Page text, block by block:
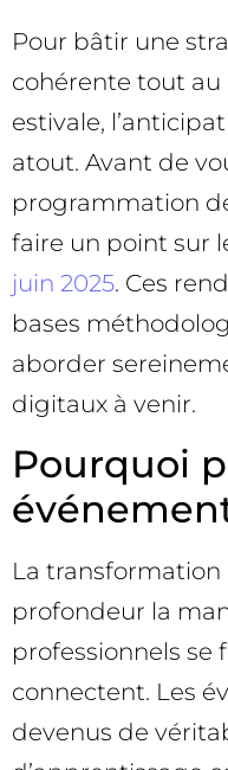
Pour bâtir une
cohérente tout au
estivale,
atout. Avant de
programmation
faire un point sur
juin 2025. Ces
bases
aborder
digitaux à venir.
Pourquoi
La
profondeur la
professionnels se
connectent. Les
devenus de